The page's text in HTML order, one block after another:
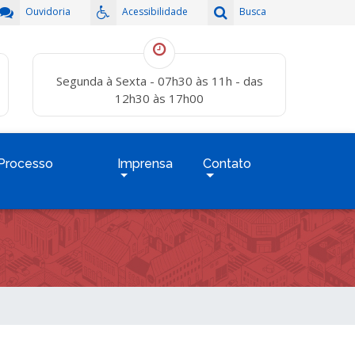
Busca
Acessibilidade
Ouvidoria
Segunda à Sexta - 07h30 às 11h - das
12h30 às 17h00
Imprensa Contato